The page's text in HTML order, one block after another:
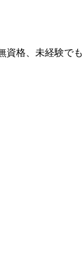
格、未経験で